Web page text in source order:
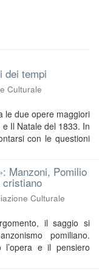
dei tempi
Culturale
le due opere maggiori
Il Natale del 1833. In
con le questioni
Manzoni, Pomilio
cristiano
Culturale
il saggio si
pomiliano.
l’opera e il pensiero